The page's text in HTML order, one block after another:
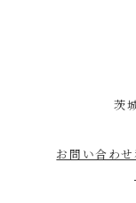
茨
お問い合わせ